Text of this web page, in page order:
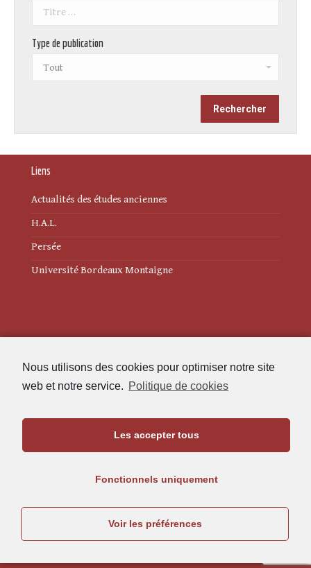
Nous utilisons des cookies pour optimiser notre site
web et notre service. Politique de cookies
Les accepter tous
Fonctionnels uniquement
Voir les préférences
Type de publication
Liens
Actualités des études anciennes
H.A.L.
Persée
Université Bordeaux Montaigne
Politique de cookies (UE)
Maison de l'Archéologie
05.57.12.45.63
rea@u-bordeaux-montaigne.fr